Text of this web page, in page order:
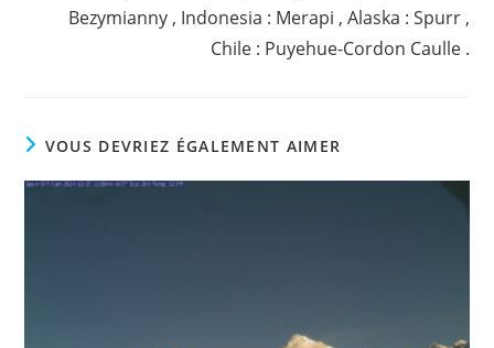
Bezymianny , Indonesia : Merapi , Alaska : Spurr ,
Chile : Puyehue-Cordon Caulle .
VOUS DEVRIEZ ÉGALEMENT AIMER